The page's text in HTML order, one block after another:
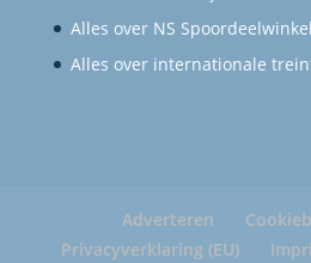
Alles over NS Spoordeelwinkel
Alles over internationale
Adverteren
Privacyverklaring (EU)